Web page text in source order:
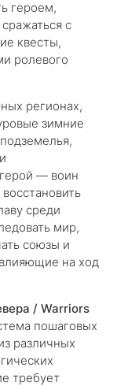
героем,
с
квесты,
ролевого
регионах,
зимние
— воин
среди
мир,
союзы и
на ход
/ Warriors
пошаговых
различных
требует